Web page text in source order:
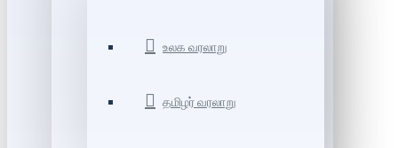
உலக வரலாறு
தமிழர் வரலாறு